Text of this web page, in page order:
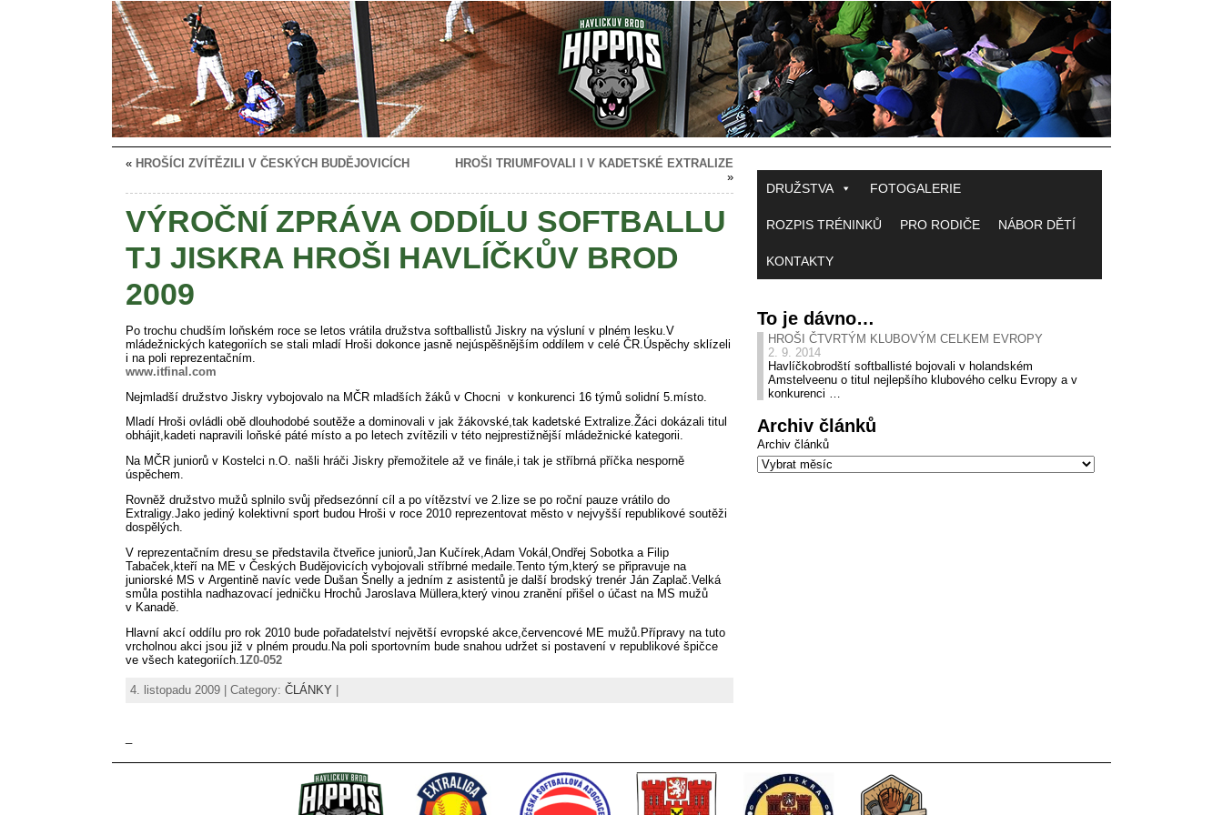
« HROŠÍCI ZVÍTĚZILI V ČESKÝCH BUDĚJOVICÍCH
HROŠI TRIUMFOVALI I V KADETSKÉ EXTRALIZE
»
VÝROČNÍ ZPRÁVA ODDÍLU SOFTBALLU
TJ JISKRA HROŠI HAVLÍČKŮV BROD
2009
Po trochu chudším loňském roce se letos vrátila družstva softballistů Jiskry na výsluní v plném lesku.V
mládežnických kategoriích se stali mladí Hroši dokonce jasně nejúspěšnějším oddílem v celé ČR.Úspěchy sklízeli
i na poli reprezentačním.
www.itfinal.com
Nejmladší družstvo Jiskry vybojovalo na MČR mladších žáků v Chocni v konkurenci 16 týmů solidní 5.místo.
Mladí Hroši ovládli obě dlouhodobé soutěže a dominovali v jak žákovské,tak kadetské Extralize.Žáci dokázali titul
obhájit,kadeti napravili loňské páté místo a po letech zvítězili v této nejprestižnější mládežnické kategorii.
Na MČR juniorů v Kostelci n.O. našli hráči Jiskry přemožitele až ve finále,i tak je stříbrná příčka nesporně
úspěchem.
Rovněž družstvo mužů splnilo svůj předsezónní cíl a po vítězství ve 2.lize se po roční pauze vrátilo do
Extraligy.Jako jediný kolektivní sport budou Hroši v roce 2010 reprezentovat město v nejvyšší republikové soutěži
dospělých.
V reprezentačním dresu se představila čtveřice juniorů,Jan Kučírek,Adam Vokál,Ondřej Sobotka a Filip
Tabaček,kteří na ME v Českých Budějovicích vybojovali stříbrné medaile.Tento tým,který se připravuje na
juniorské MS v Argentině navíc vede Dušan Šnelly a jedním z asistentů je další brodský trenér Ján Zaplač.Velká
smůla postihla nadhazovací jedničku Hrochů Jaroslava Müllera,který vinou zranění přišel o účast na MS mužů
v Kanadě.
Hlavní akcí oddílu pro rok 2010 bude pořadatelství největší evropské akce,červencové ME mužů.Přípravy na tuto
vrcholnou akci jsou již v plném proudu.Na poli sportovním bude snahou udržet si postavení v republikové špičce
ve všech kategoriích. 1Z0-052
4. listopadu 2009 | Category: ČLÁNKY
DRUŽSTVA FOTOGALERIE
ROZPIS TRÉNINKŮ PRO RODIČE NÁBOR DĚTÍ
KONTAKTY
To je dávno…
HROŠI ČTVRTÝM KLUBOVÝM CELKEM EVROPY
2. 9. 2014
Havlíčkobrodští softballisté bojovali v holandském
Amstelveenu o titul nejlepšího klubového celku Evropy a v
konkurenci …
Archiv článků
Archiv článků